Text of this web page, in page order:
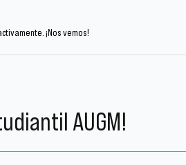
¡Nos vemos!
AUGM!